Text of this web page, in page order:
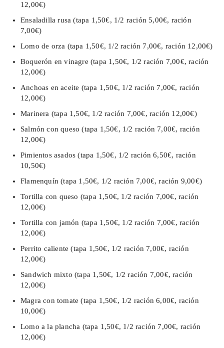
12,00€)
Ensaladilla rusa (tapa 1,50€, 1/2 ración 5,00€, ración
7,00€)
Lomo de orza (tapa 1,50€, 1/2 ración 7,00€, ración 12,00€)
Boquerón en vinagre (tapa 1,50€, 1/2 ración 7,00€, ración
12,00€)
Anchoas en aceite (tapa 1,50€, 1/2 ración 7,00€, ración
12,00€)
Marinera (tapa 1,50€, 1/2 ración 7,00€, ración 12,00€)
Salmón con queso (tapa 1,50€, 1/2 ración 7,00€, ración
12,00€)
Pimientos asados (tapa 1,50€, 1/2 ración 6,50€, ración
10,50€)
Flamenquín (tapa 1,50€, 1/2 ración 7,00€, ración 9,00€)
Tortilla con queso (tapa 1,50€, 1/2 ración 7,00€, ración
12,00€)
Tortilla con jamón (tapa 1,50€, 1/2 ración 7,00€, ración
12,00€)
Perrito caliente (tapa 1,50€, 1/2 ración 7,00€, ración
12,00€)
Sandwich mixto (tapa 1,50€, 1/2 ración 7,00€, ración
12,00€)
Magra con tomate (tapa 1,50€, 1/2 ración 6,00€, ración
10,00€)
Lomo a la plancha (tapa 1,50€, 1/2 ración 7,00€, ración
12,00€)